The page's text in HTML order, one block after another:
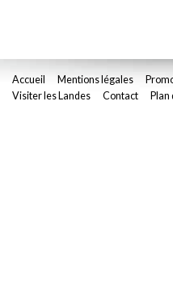
Accueil Mentions légales
Visiter les Landes
Contact Plan